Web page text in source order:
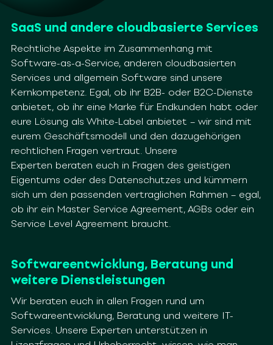
SaaS und andere cloudbasierte Services
Rechtliche Aspekte im Zusammenhang mit
Software-as-a-Service, anderen cloudbasierten
Services und allgemein Software sind unsere
Kernkompetenz. Egal, ob ihr B2B- oder B2C-Dienste
anbietet, ob ihr eine Marke für Endkunden habt oder
eure Lösung als White-Label anbietet – wir sind mit
eurem Geschäftsmodell und den dazugehörigen
rechtlichen Fragen vertraut. Unsere
Experten beraten euch in Fragen des geistigen
Eigentums oder des Datenschutzes und kümmern
sich um den passenden vertraglichen Rahmen – egal,
ob ihr ein Master Service Agreement, AGBs oder ein
Service Level Agreement braucht.
Softwareentwicklung, Beratung und
weitere Dienstleistungen
Wir beraten euch in allen Fragen rund um
Softwareentwicklung, Beratung und weitere IT-
Services. Unsere Experten unterstützen in